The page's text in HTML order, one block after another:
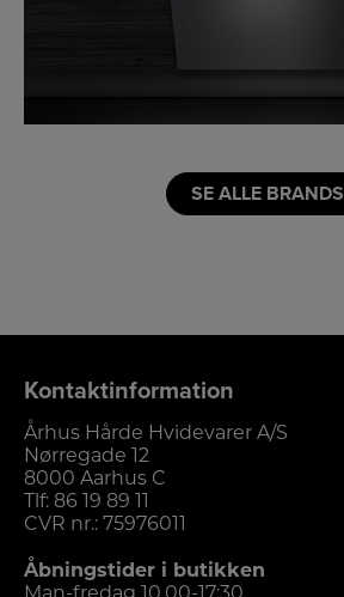
SE ALLE BRANDS
Kontaktinformation
Århus Hårde Hvidevarer A/S
Nørregade 12
8000 Aarhus C
Tlf: 86 19 89 11
CVR nr.: 75976011
Åbningstider i butikken